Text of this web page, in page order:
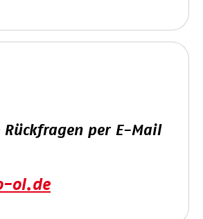
Rückfragen per E-Mail
ol.de